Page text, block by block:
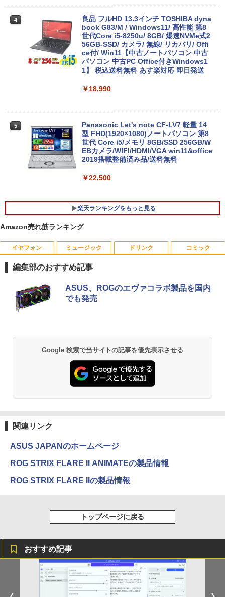
4
良品 フルHD 13.3インチ TOSHIBA dyna
book G83/M / Windows11/ 高性能 第8
世代Core i5-8250u/ 8GB/ 爆速NVMe式2
56GB-SSD/ カメラ/ 無線/ リカバリ/ Offi
ce付/ Win11【中古ノートパソコン 中古
パソコン 中古PC Office付きWindows1
1】 税込送料無料 あす楽対応 即日発送
￥18,990
5
Panasonic Let's note CF-LV7 軽量 14
型 FHD(1920×1080)ノートパソコン 第8
世代 Core i5/メモリ 8GB/SSD 256GB/W
EBカメラ/WIFI/HDMI/VGA win11&office
2019搭載整備済み品/送料無料
￥22,500
楽天ランキングをもっと見る
1
【訳あり品】中古パソコン | NEC | Mate
MKM34B-1 | Windows11 | デスクトップ
| 一年保証 | 第7世代 | Core i5 7500 3.4
B | DVD-ROM | 無線LAN:あり | Win11Pr
o64bit
【エントリーでポイント10倍】 16GBメ
モリ Quadro P620 グラボ付き ワークス
テーション 中古 Aランク 良品 Win11 Pr
o Xeon E3 DELL Precision 3420 256G
B SSD 500GB HDD DVD 省スペース デ
3
【エントリーでポイント100％還元チャ
en 5 3500U DDR4 16GB 512GB/256GB/
Windows11 Pro 8K/4K 3画面出力 LAN *
【中古ゲーミングPC】ドスパラ GALLE
RIA RT5 / GeForce GTX 1660 / Ryzen 5
2600 / 16GB / M.2 SSD 256GB + HDD 1
TB / Windows11
1
【マラソンセール期間中ポイント5倍】
【まとめ買いでお得】 中古モニター 18.5
インチ WXGA 1366x768 ノングレア DE
付き サブモニターにおすすめ 動作確認済
み 30日保証 送料無料
【期間限定10%OFFクーポン 8/12 10時
まで】 モニター 21.5型 液晶ディスプレ
イ ベゼル ディスプレイ 液晶モニター PC
モニター 壁掛け フリッカーレス FreeSy
nc 21.5インチ 角度調節 FullHD ブルー
ー フルHD IPS リフレッシュレート 100H
ター 液晶 液晶モニター 液晶ディスプレ
アイリスオーヤマ △ポータブルモニター
15.6インチ DP-EF164S-B ブラック
￥13,068
1
【 限定生産・特典つき 】YUZURU2027
羽生結弦カレンダー壁掛け版 [ 能登 直 ]
￥1,650
4
オレンジページ 2026 10/17号増刊＜グレ
ー＞ [雑誌]
5 細胞の分子生物学 [ 中村 桂子 ]
￥22,000
Amazon売れ筋ランキング
イヤフォン
Anker Soundcore P40i オフホワイト
￥7,990
Anker Soundcore P31i ブラック
￥5,990
【2026年アップグレード版】AOKIMI ワイヤ
レスイヤホン bluetooth イヤホン V12 小型
セリング 自動ペアリング Type-C充電 マイク
付き 防水 タッチ式音量調整 スポーツ/通勤/通
学/WEB会議(ホワイト)
Xiaomi シャオミ REDMI Buds 8 Lite ワイヤ
レスイヤホン Bluetooth 5.4 ノイズキャンセ
リング ANC 36時間再生
ミュージック
BRUCE WAYNE feat. Flo Milli, ATL Jacob
[Explicit]
BRUCE WAYNE feat. Flo Milli, ATL Jacob
￥250
On My Road (Stadium ver.)
On My Road (Stadium ver.)
￥250
ドリンク
by Amazon 天然水 ラベルレス 500ml ×24本
富士山の天然水 バナジウム含有 水 ミネラル
ウォーター ペットボトル 静岡県産 500ミリリ
ET ラベルレス ×8本
by Amazon 天然水ラベルレス 2L×9本
みきった日本の水 2L 8本 ラベルレス [ ケース
] [ 水 ] [ ペットボトル ] [ 箱買い ] [ ストック
] [ 水分補給 ]
￥998
コミック
薬屋のひとりごと 17巻 (デジタル版ビッグガ
ンガンコミックス)
異世界居酒屋「のぶ」(22) (角川コミックス・
￥832
HUNTER×HUNTER モノクロ版 39 (ジャンプ
コミックスDIGITAL)
スーパーの裏でヤニ吸うふたり 9巻 (デジタル
￥810
編集部のおすすめ記事
ASUS、ROGのエヴァコラボ製品を国内
でも発売
Google 検索で当サイトの記事を優先表示させる
関連リンク
ASUS JAPANのホームページ
ROG STRIX FLARE II ANIMATEの製品情報
ROG STRIX FLARE IIの製品情報
トップページに戻る
おすすめ記事